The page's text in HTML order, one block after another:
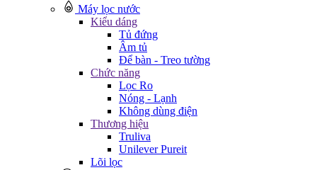
Máy lọc nước
Kiểu dáng
Tủ đứng
Âm tủ
Để bàn - Treo tường
Chức năng
Lọc Ro
Nóng - Lạnh
Không dùng điện
Thương hiệu
Truliva
Unilever Pureit
Lõi lọc